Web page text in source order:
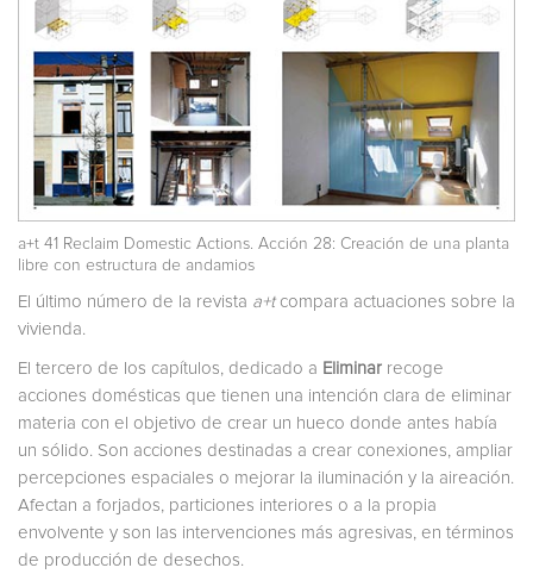
a+t 41 Reclaim Domestic Actions. Acción 28: Creación de una planta
libre con estructura de andamios
El último número de la revista a+tcompara actuaciones sobre la
vivienda.
El tercero de los capítulos, dedicado a Eliminar recoge
acciones domésticas que tienen una intención clara de eliminar
materia con el objetivo de crear un hueco donde antes había
un sólido. Son acciones destinadas a crear conexiones, ampliar
percepciones espaciales o mejorar la iluminación y la aireación.
Afectan a forjados, particiones interiores o a la propia
envolvente y son las intervenciones más agresivas, en términos
de producción de desechos.